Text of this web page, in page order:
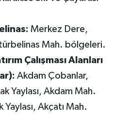
Merkez Dere,
Mah. bölgeleri.
Çalışması Alanları
Akdam Çobanlar,
Yaylası, Akdam Mah.
Yaylası, Akçatı Mah.